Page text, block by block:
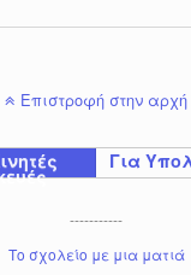
Επιστροφή στην αρχή
Για
-----------
Το σχολείο με μια ματιά